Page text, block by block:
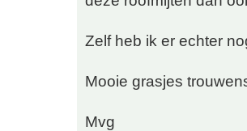
Zelf heb ik er echter
Mooie grasjes
Mvg